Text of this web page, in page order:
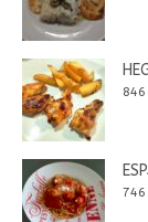
846
746